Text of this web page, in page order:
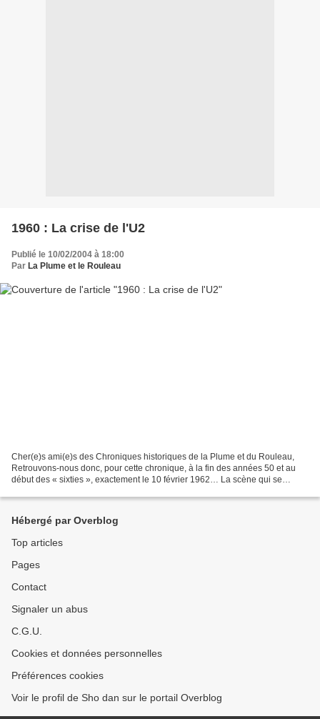
1960 : La crise de l'U2
Publié le 10/02/2004 à 18:00
Par La Plume et le Rouleau
Cher(e)s ami(e)s des Chroniques historiques de la Plume et du Rouleau,
Retrouvons-nous donc, pour cette chronique, à la fin des années 50 et au
début des « sixties », exactement le 10 février 1962… La scène qui se
Hébergé par Overblog
Top articles
Pages
Contact
Signaler un abus
C.G.U.
Cookies et données personnelles
Préférences cookies
Voir le profil de Sho dan sur le portail Overblog